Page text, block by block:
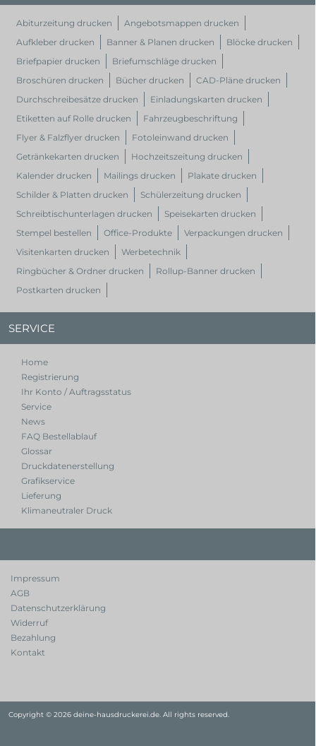
Abiturzeitung drucken
Angebotsmappen drucken
Aufkleber drucken
Banner & Planen drucken
Blöcke drucken
Briefpapier drucken
Briefumschläge drucken
Broschüren drucken
Bücher drucken
CAD-Pläne drucken
Durchschreibesätze drucken
Einladungskarten drucken
Etiketten auf Rolle drucken
Fahrzeugbeschriftung
Flyer & Falzflyer drucken
Fotoleinwand drucken
Getränkekarten drucken
Hochzeitszeitung drucken
Kalender drucken
Mailings drucken
Plakate drucken
Schilder & Platten drucken
Schülerzeitung drucken
Schreibtischunterlagen drucken
Speisekarten drucken
Stempel bestellen
Office-Produkte
Verpackungen drucken
Visitenkarten drucken
Werbetechnik
Ringbücher & Ordner drucken
Rollup-Banner drucken
Postkarten drucken
SERVICE
Home
Registrierung
Ihr Konto / Auftragsstatus
Service
News
FAQ Bestellablauf
Glossar
Druckdatenerstellung
Grafikservice
Lieferung
Klimaneutraler Druck
Impressum
AGB
Datenschutzerklärung
Widerruf
Bezahlung
Kontakt
Copyright © 2026 deine-hausdruckerei.de. All rights reserved.